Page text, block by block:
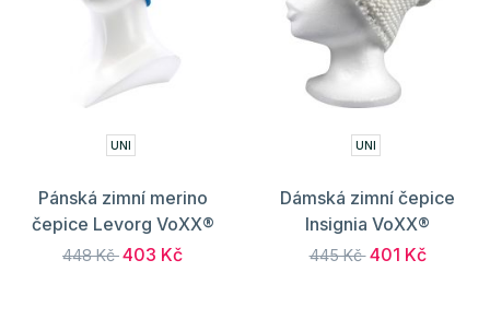
UNI
Pánská zimní merino
čepice Levorg VoXX®
448 Kč403 Kč
UNI
Dámská zimní čepice
Insignia VoXX®
445 Kč 401 Kč